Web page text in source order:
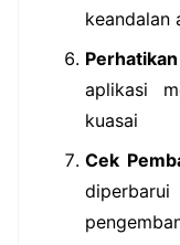
keandalan
aplikasi
kuasai
Cek